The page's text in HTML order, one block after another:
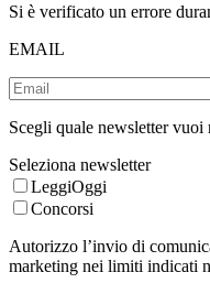
Si è verificato un errore
EMAIL
Scegli quale newsletter vuoi
Seleziona newsletter
LeggiOggi
Concorsi
Autorizzo l’invio di
marketing nei limiti indicati